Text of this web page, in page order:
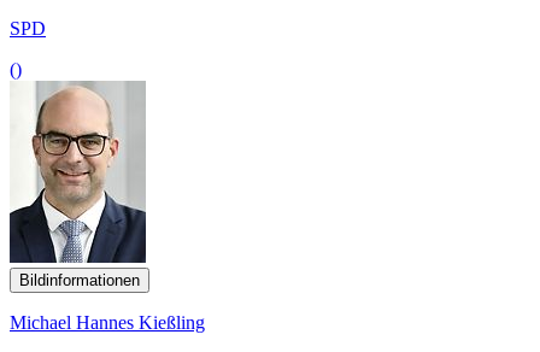
SPD
()
Bildinformationen
Michael Hannes Kießling